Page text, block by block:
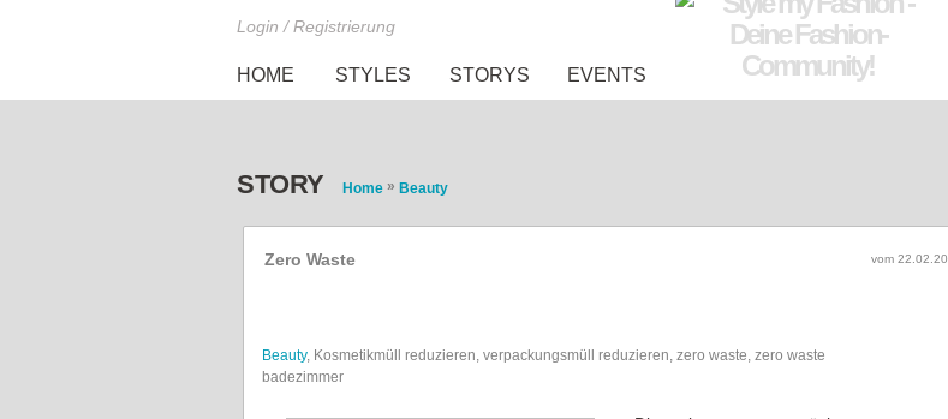
Login / Registrierung
HOME STYLES STORYS EVENTS
STORY Home » Beauty
Zero Waste vom
Beauty, Kosmetikmüll reduzieren, verpackungsmüll reduzieren, zero waste, zero waste
badezimmer